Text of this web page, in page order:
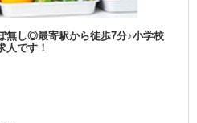
無し◎最寄駅から徒歩7分♪小学校
人です！